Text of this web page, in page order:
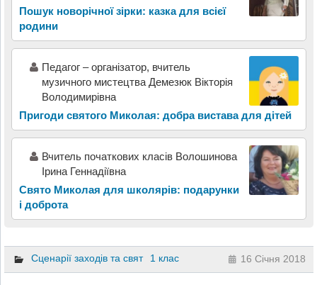
Пошук новорічної зірки: казка для всієї
родини
Педагог – організатор, вчитель
музичного мистецтва Демезюк Вікторія
Володимирівна
Пригоди святого Миколая: добра вистава для дітей
Вчитель початкових класів Волошинова
Ірина Геннадіївна
Свято Миколая для школярів: подарунки
і доброта
Сценарії заходів та свят 1 клас 16 Січня 2018